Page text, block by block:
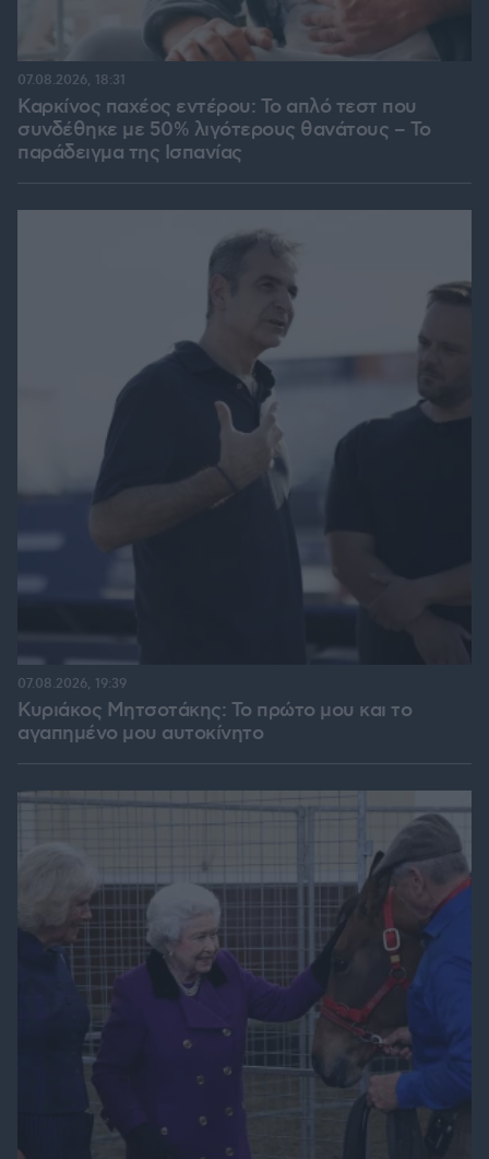
Καρκίνος παχέος εντέρου: Το απλό τεστ που
συνδέθηκε με 50% λιγότερους θανάτους – Το
παράδειγμα της Ισπανίας
07.08.2026, 18:31
Κυριάκος Μητσοτάκης: Το πρώτο μου και το
αγαπημένο μου αυτοκίνητο
07.08.2026, 19:39